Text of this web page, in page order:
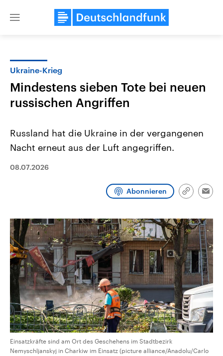
Close
Bundesland von einer Koalition aus
CDU, SPD und FDP regiert.-
Umfragen, Prognosen,
Wahlprogramme, aktuelle Berichte
und Hintergründe zu den Parteien
und Kandidaten der anstehenden
Wahl.
Hintergründe
Wirtschaftlich und
mit großem Einfluss auf
aktuelle Weltgeschehen.
Sendungen Programm Podcasts
Audio-Archiv
Ukraine-Krieg
Mindestens sieben Tote bei neuen
russischen Angriffen
Russland hat die Ukraine in der vergangenen
Nacht erneut aus der Luft angegriffen.
08.07.2026
Abonnieren
Link
Einsatzkräfte sind am Ort des Geschehens im Stadtbezirk
Nemyschljanskyj in Charkiw im Einsatz (picture alliance/Anadolu/Carlo